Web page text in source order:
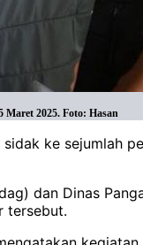
Maret 2025. Foto: Hasan
ke sejumlah
dan Dinas
tersebut.